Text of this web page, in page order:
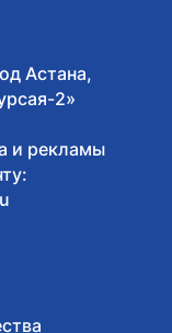
и труду имеет
- Ерлан
Астана,
2»
и рекламы